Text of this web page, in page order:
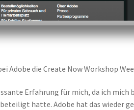
Adobe die Create Now Workshop
Erfahrung für mich, da ich mich
hatte. Adobe hat das wieder